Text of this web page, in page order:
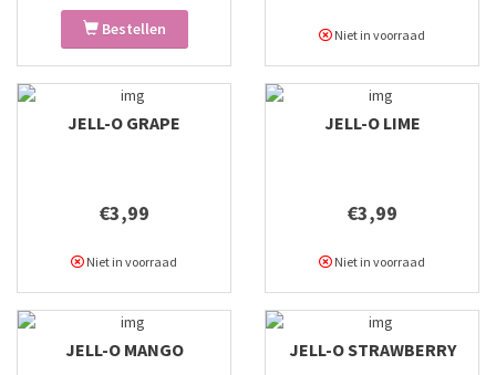
Bestellen Niet in voorraad
JELL-O GRAPE
€3,99
Niet in voorraad
JELL-O LIME
€3,99
Niet in voorraad
JELL-O MANGO JELL-O STRAWBERRY